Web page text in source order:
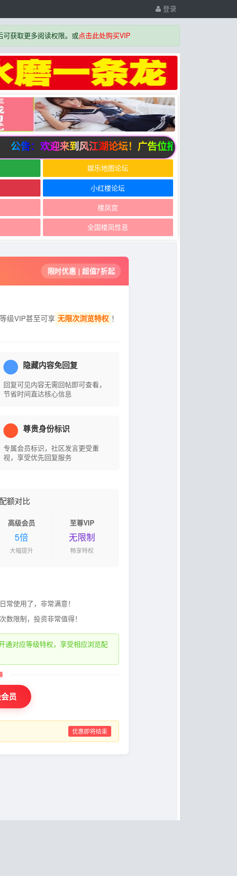
登录
可获取更多阅读权限。或点击此处购买VIP
公告：欢迎来到风江湖论坛！广告位招商中
娱乐地图论坛
小红楼论坛
楼凤宫
全国楼凤性息
限时优惠 | 超值7折起
级VIP甚至可享 无限次浏览特权 ！
隐藏内容免回复
回复可见内容无需回帖即可查看，
节省时间直达核心信息
尊贵身份标识
专属会员标识，社区发言更受重
视，享受优先回复服务
额对比
高级会员
5倍
大幅提升
至尊VIP
无限制
畅享特权
常使用了，非常满意！
数限制，投资非常值得！
通对应等级特权，享受相应浏览配
员
优惠即将结束